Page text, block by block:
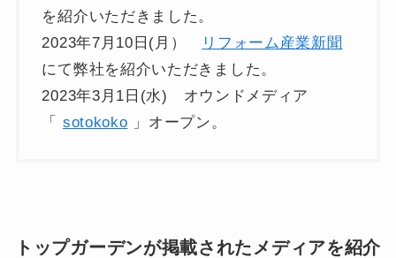
を紹介いただきました。
2023年7月10日(月）
リフォーム産業新聞
にて弊社を紹介いただきました。
2023年3月1日(水) オウンドメディア
「 sotokoko 」オープン。
トップガーデンが掲載されたメディアを紹介